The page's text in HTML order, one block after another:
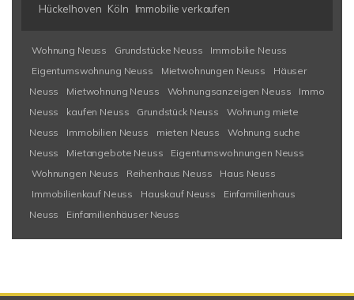
Hückelhoven Köln Immobilie verkaufen
Wohnung Neuss Grundstücke Neuss
Immobilie Neuss
Eigentumswohnung Neuss
Mietwohnungen Neuss
Häuser
Neuss
Mietwohnung Neuss Wohnungsanzeigen Neuss
Immo
Neuss
kaufen Neuss Grundstück Neuss
Wohnung miete
Neuss
Immobilien Neuss mieten Neuss
Wohnung suche
Neuss
Mietangebote Neuss
Eigentumswohnungen Neuss
Wohnungen Neuss
Reihenhaus Neuss
Haus Neuss
Immobilienkauf Neuss
Hauskauf Neuss
Einfamilienhaus
Neuss
Einfamilienhäuser Neuss